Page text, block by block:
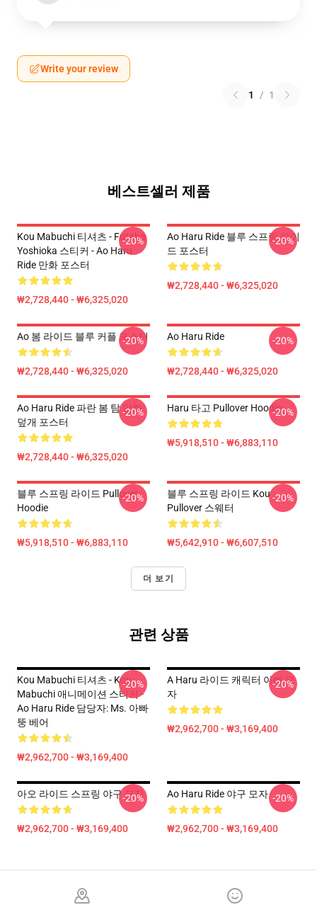
Write your review
1 / 1
베스트셀러 제품
Kou Mabuchi 티셔츠 - Futaba
Yoshioka 스티커 - Ao Haru
Ride 만화 포스터
₩2,728,440 - ₩6,325,020
-20%
Ao Haru Ride 블루 스프링 라이
드 포스터
₩2,728,440 - ₩6,325,020
-20%
Ao 봄 라이드 블루 커플 포스터
₩2,728,440 - ₩6,325,020
-20% Ao Haru Ride
₩2,728,440 - ₩6,325,020
-20%
Ao Haru Ride 파란 봄 탐 만화
덮개 포스터
₩2,728,440 - ₩6,325,020
-20% Haru 타고 Pullover Hoodie
₩5,918,510 - ₩6,883,110
-20%
블루 스프링 라이드 Pullover
Hoodie
₩5,918,510 - ₩6,883,110
-20%
블루 스프링 라이드 Kou
Pullover 스웨터
₩5,642,910 - ₩6,607,510
-20%
더 보기
관련 상품
Kou Mabuchi 티셔츠 - Kou
Mabuchi 애니메이션 스티커 -
Ao Haru Ride 담당자: Ms. 아빠
뚱 베어
₩2,962,700 - ₩3,169,400
-20%
A Haru 라이드 캐릭터 아빠 모
자
₩2,962,700 - ₩3,169,400
-20%
아오 라이드 스프링 야구 모자
₩2,962,700 - ₩3,169,400
-20% Ao Haru Ride 야구 모자
₩2,962,700 - ₩3,169,400
-20%